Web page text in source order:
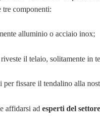
tre componenti:
alluminio o acciaio inox;
il telaio, solitamente in
fissare il tendalino alla
affidarsi ad esperti del settore